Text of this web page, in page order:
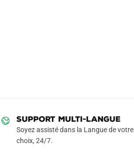
SUPPORT MULTI-LANGUE
Soyez assisté dans la Langue de votre
choix, 24/7.